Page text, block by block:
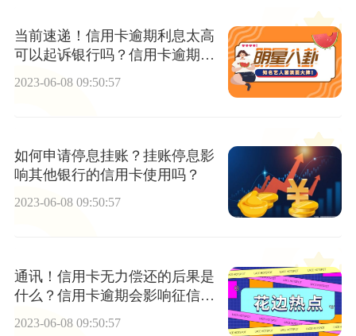
当前速递！信用卡逾期利息太高
可以起诉银行吗？信用卡逾期多
少钱坐牢？
2023-06-08 09:50:57
如何申请停息挂账？挂账停息影
响其他银行的信用卡使用吗？
2023-06-08 09:50:57
通讯！信用卡无力偿还的后果是
什么？信用卡逾期会影响征信
2023-06-08 09:50:57